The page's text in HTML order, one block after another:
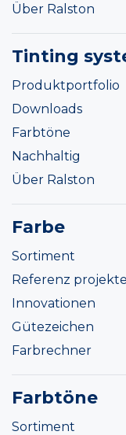
Über Ralston
Tinting
Produktportfolio
Downloads
Farbtöne
Nachhaltig
Über Ralston
Farbe
Sortiment
Referenz projekte
Innovationen
Gütezeichen
Farbrechner
Farbtöne
Sortiment